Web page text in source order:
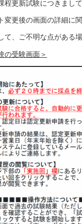
程更新試験につきまし
変更後の画面の詳細に関
て、ご不明な点がある場
の受験画面＞